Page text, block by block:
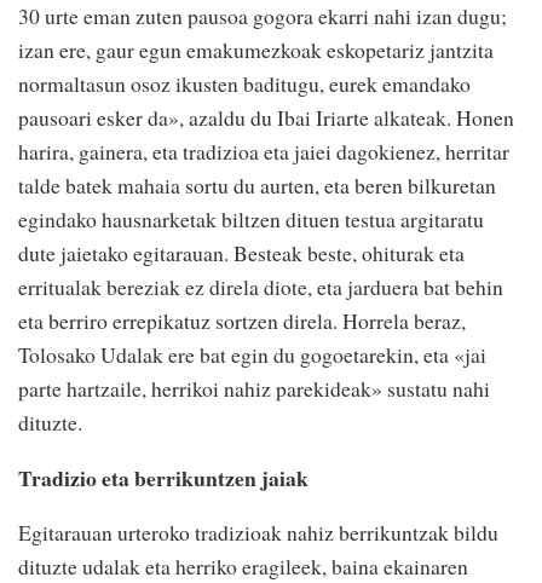
30 urte eman zuten pausoa gogora ekarri nahi izan dugu;
izan ere, gaur egun emakumezkoak eskopetariz jantzita
normaltasun osoz ikusten baditugu, eurek emandako
pausoari esker da», azaldu du Ibai Iriarte alkateak. Honen
harira, gainera, eta tradizioa eta jaiei dagokienez, herritar
talde batek mahaia sortu du aurten, eta beren bilkuretan
egindako hausnarketak biltzen dituen testua argitaratu
dute jaietako egitarauan. Besteak beste, ohiturak eta
erritualak bereziak ez direla diote, eta jarduera bat behin
eta berriro errepikatuz sortzen direla. Horrela beraz,
Tolosako Udalak ere bat egin du gogoetarekin, eta «jai
parte hartzaile, herrikoi nahiz parekideak» sustatu nahi
dituzte.
Tradizio eta berrikuntzen jaiak
Egitarauan urteroko tradizioak nahiz berrikuntzak bildu
dituzte udalak eta herriko eragileek, baina ekainaren